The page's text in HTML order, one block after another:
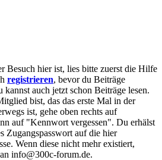
Besuch hier ist, lies bitte zuerst die Hilfe
registrieren, bevor du Beiträge
kannst auch jetzt schon Beiträge lesen.
bist, das das erste Mal in der
ist, gehe oben rechts auf
auf "Kennwort vergessen". Du erhälst
Zugangspasswort auf die hier
Wenn diese nicht mehr existiert,
info@300c-forum.de.